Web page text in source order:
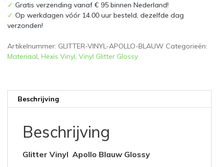
✓ Gratis verzending vanaf € 95 binnen Nederland!
✓ Op werkdagen vóór 14.00 uur besteld, dezelfde dag
verzonden!
Artikelnummer: GLITTER-VINYL-APOLLO-BLAUW Categorieën:
Materiaal, Hexis Vinyl, Vinyl Glitter Glossy
Beschrijving
Beschrijving
Glitter Vinyl Apollo Blauw Glossy